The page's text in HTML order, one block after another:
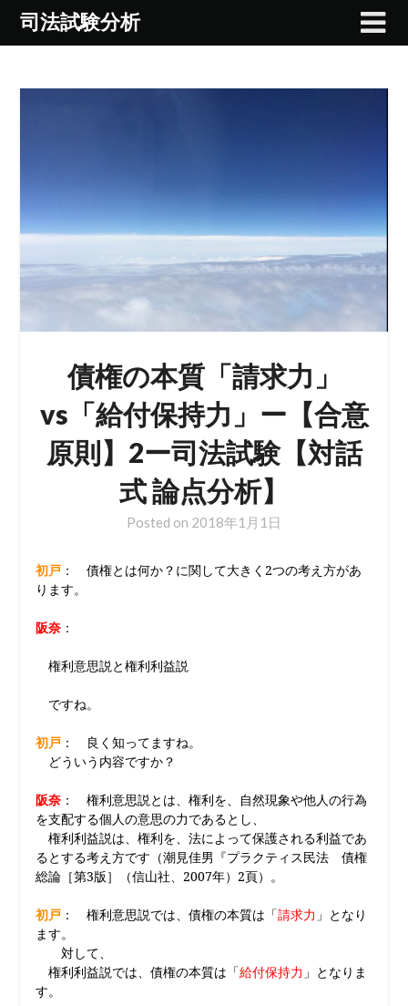
Skip司法試験分析
債権の本質「請求力」
vs「給付保持力」ー【合意
原則】2ー司法試験【対話
式 論点分析】
Posted on 2018年1月1日
初戸： 債権とは何か？に関して大きく2つの考え方があ
ります。
阪奈：
権利意思説と権利利益説
ですね。
初戸： 良く知ってますね。
どういう内容ですか？
阪奈： 権利意思説とは、権利を、自然現象や他人の行為
を支配する個人の意思の力であるとし、
権利利益説は、権利を、法によって保護される利益であ
るとする考え方です（潮見佳男『プラクティス民法 債権
総論［第3版］（信山社、2007年）2頁）。
初戸： 権利意思説では、債権の本質は「請求力 」となり
ます。
対して、
権利利益説では、債権の本質は「給付保持力 」となりま
す。